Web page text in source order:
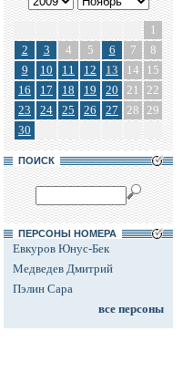
1
2
3 4 5 6 7
8
9
10 11 12 13 14
15
16
17 18 19 20 21
22
23
24 25 26 27 28 29
30
ПОИСК
ПЕРСОНЫ НОМЕРА
Евкуров Юнус-Бек
Медведев Дмитрий
Пэлин Сара
все персоны